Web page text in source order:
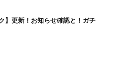
】更新！お知らせ確認と！ガチ